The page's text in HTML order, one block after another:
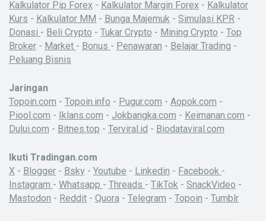
X
Kalkulator Pip Forex - Kalkulator Margin Forex - Kalkulator
Kurs - Kalkulator MM - Bunga Majemuk - Simulasi KPR -
Donasi - Beli Crypto - Tukar Crypto - Mining Crypto - Top
Broker - Market - Bonus - Penawaran - Belajar Trading -
Peluang Bisnis
Jaringan
Topoin.com - Topoin.info - Pugur.com - Aopok.com -
Piool.com - Iklans.com - Jokbangka.com - Keimanan.com -
Dului.com - Bitnes.top - Terviral.id - Biodataviral.com
Ikuti Tradingan.com
X - Blogger - Bsky - Youtube - Linkedin - Facebook -
Instagram - Whatsapp - Threads - TikTok - SnackVideo -
Mastodon - Reddit - Quora - Telegram - Topoin - Tumblr